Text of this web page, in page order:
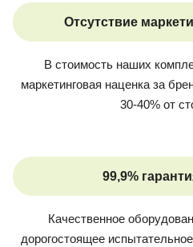
Отсутствие
В стоимость наших
маркетинговая наценка за
30-40% от
99,9%
Качественное
дорогостоящее